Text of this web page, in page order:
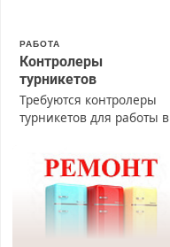
РАБОТА
Контролеры
турникетов
Требуются контролеры
турникетов для работы в
Прием по ТК РФ. График
работы любой.
Бесплатное проживание.
З/п – до 96000 рублей до